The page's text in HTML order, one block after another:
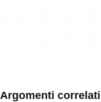
Argomenti correlati